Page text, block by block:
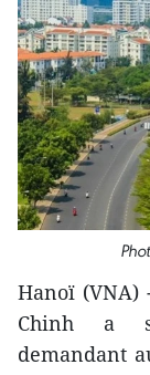
Hanoï
Chinh a
demandant